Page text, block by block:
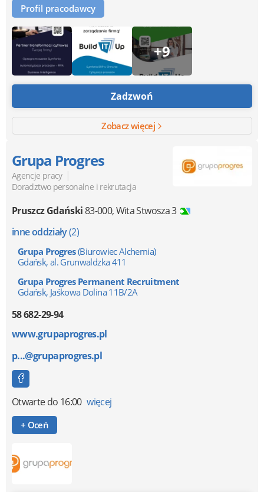
Profil pracodawcy
+9
Zadzwoń
Zobacz więcej
Grupa Progres
Agencje pracy |
Doradztwo personalne i rekrutacja
Pruszcz Gdański83-000,Wita Stwosza 3
inne oddziały(2)
Grupa Progres(Biurowiec Alchemia)
Gdańsk, al. Grunwaldzka 411
Grupa Progres Permanent Recruitment
Gdańsk, Jaśkowa Dolina 11B/2A
58 682-29-94
www.grupaprogres.pl
p...@grupaprogres.pl
Otwartedo 16:00 więcej
+ Oceń